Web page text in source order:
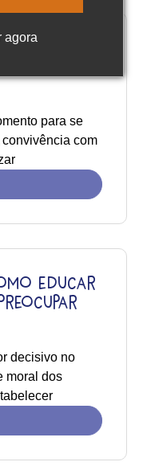
agora
10
para se
com
educar
decisivo no
moral dos